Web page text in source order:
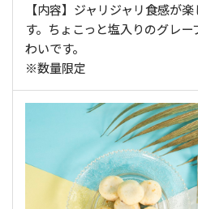
【内容】ジャリジャリ食感が
す。ちょこっと塩入りのグレ
わいです。
※数量限定